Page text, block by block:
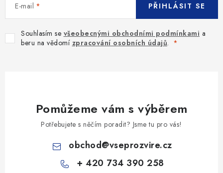
E-mail
Souhlasím se všeobecnými obchodními podmínkami a
beru na vědomí zpracování osobních údajů.
PŘIHLÁSIT SE
Pomůžeme vám s výběrem
Potřebujete s něčím poradit? Jsme tu pro vás!
obchod@vseprozvire.cz
+ 420 734 390 258